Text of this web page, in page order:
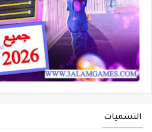
التسميات